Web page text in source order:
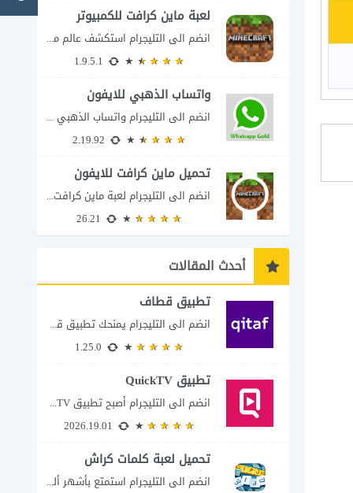
لعبة ماين كرافت للكمبيوتر
انضم الى التليجرام استكشف عالم ماين كرافت بتفاصيل مذهلة 🌟 هل أنت مستعد لمغامرة...
واتساب الذهبي للايفون
انضم الى التليجرام واتساب الذهبي 2023 للايفون إذا كنت تبحث عن واتساب الذهبي للايفون...
تحميل ماين كرافت للايفون
انضم الى التليجرام لعبة ماين كرافت للايفون Minecraft iOS تُعد لعبة Minecraft واحدة من...
أحدث المقالات
تطبيق قطاف
انضم الى التليجرام يمنحك تطبيق قطاف طريقة سهلة لمتابعة نقاط المكافآت والاستفادة منها في...
تطبيق QuickTV
انضم الى التليجرام أصبح تطبيق QuickTV من التطبيقات التي تستهدف محبي المسلسلات السريعة، إذ...
تحميل لعبة كلمات كراش
للكمبيوتر
انضم الى التليجرام استمتع بأشهر ألغاز الكلمات العربية على شاشة الكمبيوتر يتيح لك تحميل...